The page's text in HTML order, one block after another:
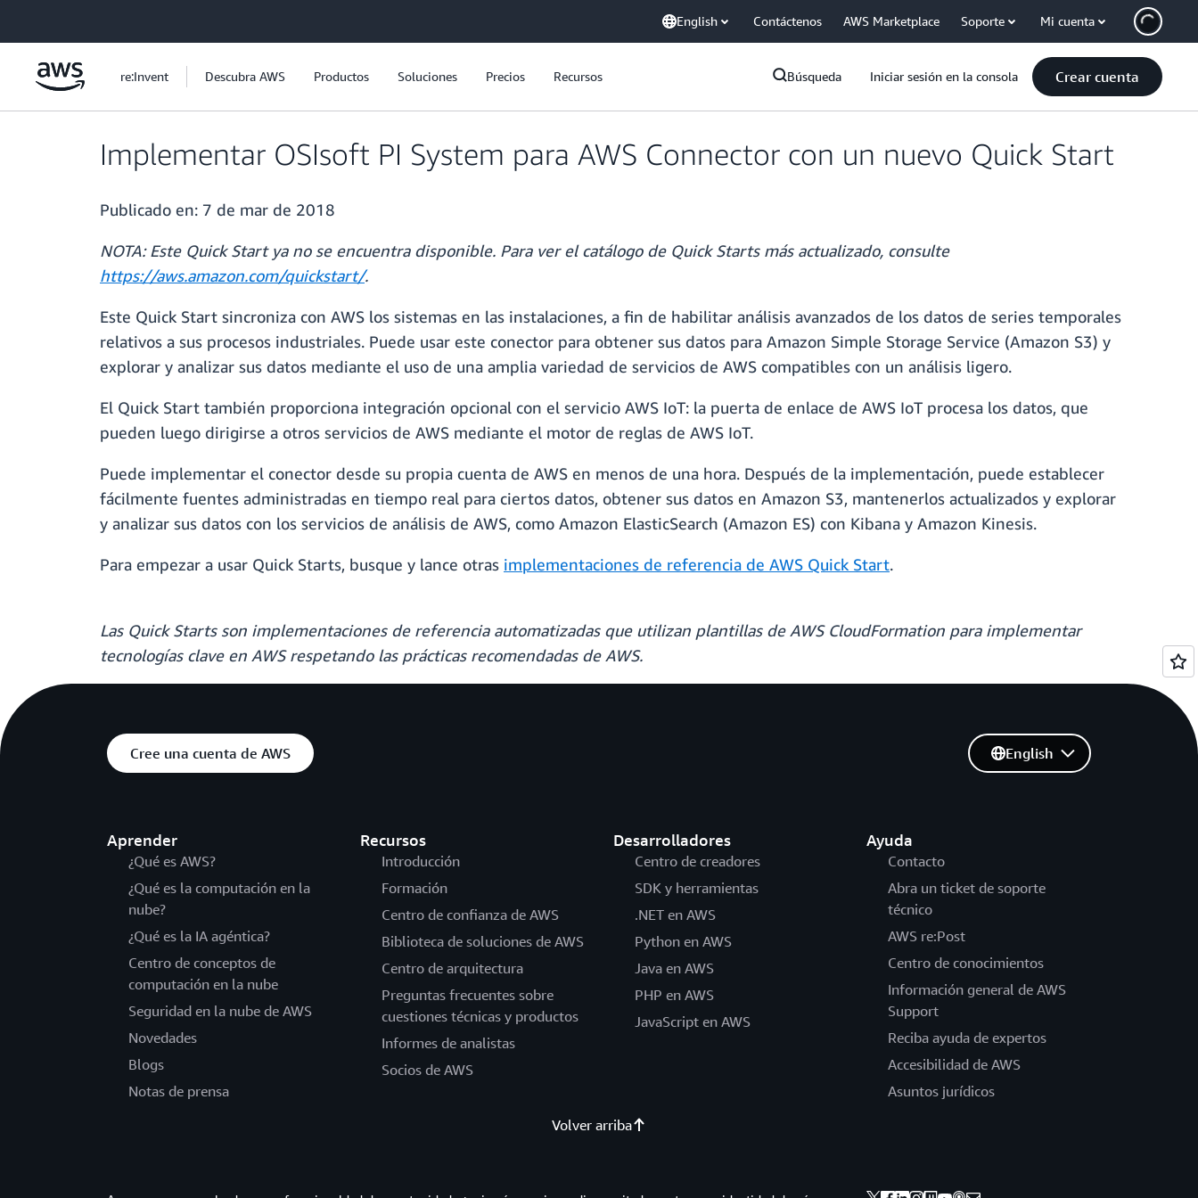
English Contáctenos AWS Marketplace Soporte Mi cuenta
re:Invent Descubra AWS Productos Soluciones Precios Recursos Búsqueda Iniciar sesión en la consola Crear cuenta
Implementar OSIsoft PI System para AWS Connector con un nuevo Quick Start
Publicado en: 7 de mar de 2018
NOTA: Este Quick Start ya no se encuentra disponible. Para ver el catálogo de Quick Starts más actualizado, consulte
https://aws.amazon.com/quickstart/.
Este Quick Start sincroniza con AWS los sistemas en las instalaciones, a fin de habilitar análisis avanzados de los datos de series temporales
relativos a sus procesos industriales. Puede usar este conector para obtener sus datos para Amazon Simple Storage Service (Amazon S3) y
explorar y analizar sus datos mediante el uso de una amplia variedad de servicios de AWS compatibles con un análisis ligero.
El Quick Start también proporciona integración opcional con el servicio AWS IoT: la puerta de enlace de AWS IoT procesa los datos, que
pueden luego dirigirse a otros servicios de AWS mediante el motor de reglas de AWS IoT.
Puede implementar el conector desde su propia cuenta de AWS en menos de una hora. Después de la implementación, puede establecer
fácilmente fuentes administradas en tiempo real para ciertos datos, obtener sus datos en Amazon S3, mantenerlos actualizados y explorar
y analizar sus datos con los servicios de análisis de AWS, como Amazon ElasticSearch (Amazon ES) con Kibana y Amazon Kinesis.
Para empezar a usar Quick Starts, busque y lance otras implementaciones de referencia de AWS Quick Start.
Las Quick Starts son implementaciones de referencia automatizadas que utilizan plantillas de AWS CloudFormation para implementar
tecnologías clave en AWS respetando las prácticas recomendadas de AWS.
Cree una cuenta de AWS
Aprender
¿Qué es AWS?
¿Qué es la computación en la
nube?
¿Qué es la IA agéntica?
Centro de conceptos de
computación en la nube
Seguridad en la nube de AWS
Novedades
Blogs
Notas de prensa
Recursos
Introducción
Formación
Centro de confianza de AWS
Biblioteca de soluciones de AWS
Centro de arquitectura
Preguntas frecuentes sobre
cuestiones técnicas y productos
Informes de analistas
Socios de AWS
Desarrolladores
Centro de creadores
SDK y herramientas
.NET en AWS
Python en AWS
Java en AWS
PHP en AWS
JavaScript en AWS
Ayuda
Contacto
Abra un ticket de soporte
técnico
AWS re:Post
Centro de conocimientos
Información general de AWS
Support
Reciba ayuda de expertos
Accesibilidad de AWS
Asuntos jurídicos
English
Volver arriba